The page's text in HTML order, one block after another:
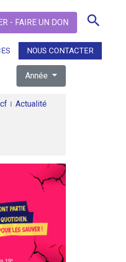
- FAIRE UN DON search
NOUS CONTACTER
search
Année
Actualité